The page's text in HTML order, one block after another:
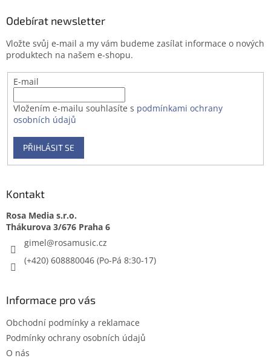
Odebírat newsletter
Vložte svůj e-mail a my vám budeme zasílat informace o nových
produktech na našem e-shopu.
E-mail
Vložením e-mailu souhlasíte s podmínkami ochrany
osobních údajů
PŘIHLÁSIT SE
Kontakt
Rosa Media s.r.o.
gimel@rosamusic.cz
(+420) 608880046
Informace pro vás
Obchodní podmínky a reklamace
Podmínky ochrany osobních údajů
O nás